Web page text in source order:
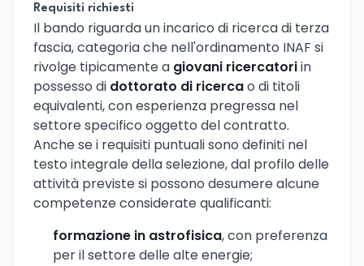
Requisiti richiesti
Il bando riguarda un incarico di ricerca di terza
fascia, categoria che nell'ordinamento INAF si
rivolge tipicamente a giovani ricercatoriin
possesso di dottorato di ricercao di titoli
equivalenti, con esperienza pregressa nel
settore specifico oggetto del contratto.
Anche se i requisiti puntuali sono definiti nel
testo integrale della selezione, dal profilo delle
attività previste si possono desumere alcune
competenze considerate qualificanti:
formazione in astrofisica, con preferenza
per il settore delle alte energie;